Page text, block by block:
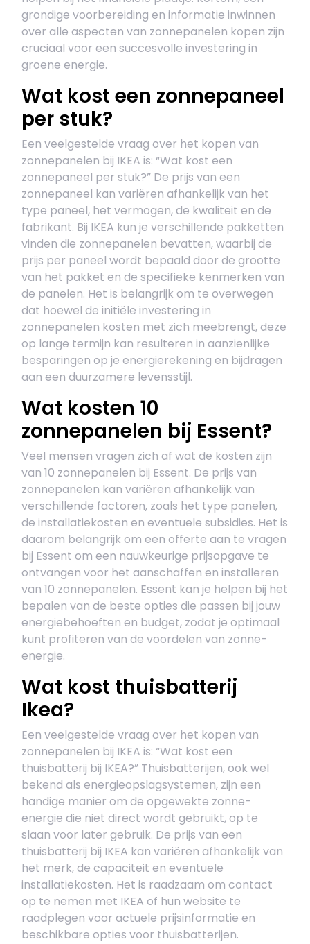
grondige voorbereiding en informatie inwinnen
over alle aspecten van zonnepanelen kopen zijn
cruciaal voor een succesvolle investering in
groene energie.
Wat kost een zonnepaneel
per stuk?
Een veelgestelde vraag over het kopen van
zonnepanelen bij IKEA is: “Wat kost een
zonnepaneel per stuk?” De prijs van een
zonnepaneel kan variëren afhankelijk van het
type paneel, het vermogen, de kwaliteit en de
fabrikant. Bij IKEA kun je verschillende pakketten
vinden die zonnepanelen bevatten, waarbij de
prijs per paneel wordt bepaald door de grootte
van het pakket en de specifieke kenmerken van
de panelen. Het is belangrijk om te overwegen
dat hoewel de initiële investering in
zonnepanelen kosten met zich meebrengt, deze
op lange termijn kan resulteren in aanzienlijke
besparingen op je energierekening en bijdragen
aan een duurzamere levensstijl.
Wat kosten 10
zonnepanelen bij Essent?
Veel mensen vragen zich af wat de kosten zijn
van 10 zonnepanelen bij Essent. De prijs van
zonnepanelen kan variëren afhankelijk van
verschillende factoren, zoals het type panelen,
de installatiekosten en eventuele subsidies. Het is
daarom belangrijk om een offerte aan te vragen
bij Essent om een nauwkeurige prijsopgave te
ontvangen voor het aanschaffen en installeren
van 10 zonnepanelen. Essent kan je helpen bij het
bepalen van de beste opties die passen bij jouw
energiebehoeften en budget, zodat je optimaal
kunt profiteren van de voordelen van zonne-
energie.
Wat kost thuisbatterij
Ikea?
Een veelgestelde vraag over het kopen van
zonnepanelen bij IKEA is: “Wat kost een
thuisbatterij bij IKEA?” Thuisbatterijen, ook wel
bekend als energieopslagsystemen, zijn een
handige manier om de opgewekte zonne-
energie die niet direct wordt gebruikt, op te
slaan voor later gebruik. De prijs van een
thuisbatterij bij IKEA kan variëren afhankelijk van
het merk, de capaciteit en eventuele
installatiekosten. Het is raadzaam om contact
op te nemen met IKEA of hun website te
raadplegen voor actuele prijsinformatie en
beschikbare opties voor thuisbatterijen.